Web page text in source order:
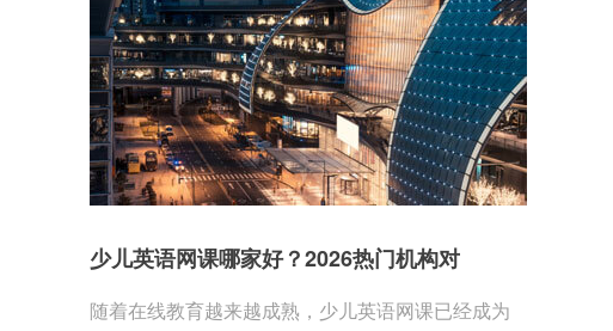
少儿英语网课哪家好？2026热门机构对
随着在线教育越来越成熟，少儿英语网课已经成为